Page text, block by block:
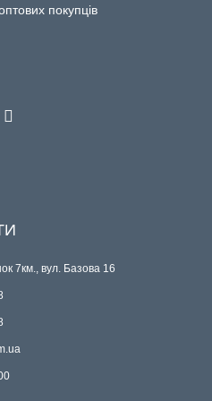
покупців
7км., вул. Базова 16